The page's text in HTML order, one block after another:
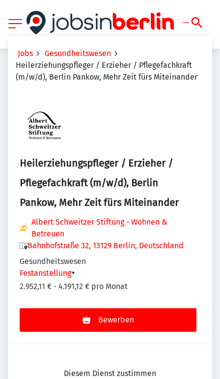
Jobs
Gesundheitswesen
Heilerziehungspfleger / Erzieher / Pflegefachkraft
(m/w/d), Berlin Pankow, Mehr Zeit fürs Miteinander
Heilerziehungspfleger / Erzieher /
Pflegefachkraft (m/w/d), Berlin
Pankow, Mehr Zeit fürs Miteinander
Albert Schweitzer Stiftung - Wohnen &
Betreuen
Bahnhofstraße 32, 13129 Berlin, Deutschland
Gesundheitswesen
Festanstellung+
2.952,11 € - 4.191,12 € pro Monat
Bewerben
Diesem Dienst zustimmen